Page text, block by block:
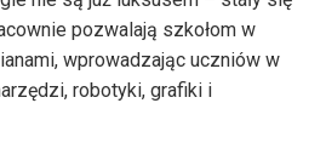
pozwalają szkołom w
wprowadzając uczniów w
robotyki, grafiki i